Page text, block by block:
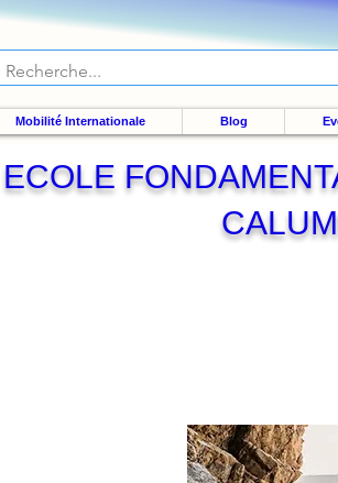
Mobilité Internationale Blog
ECOLE